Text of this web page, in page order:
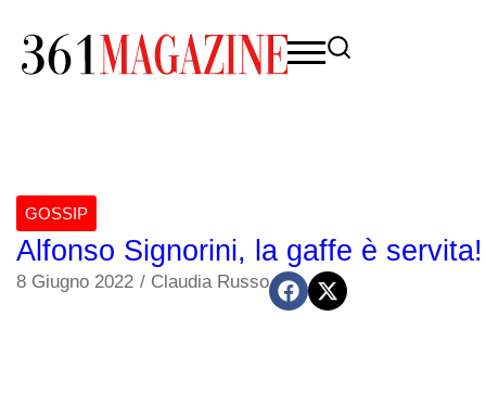
GOSSIP
Alfonso Signorini, la gaffe è servita!
8 Giugno 2022 / Claudia Russo